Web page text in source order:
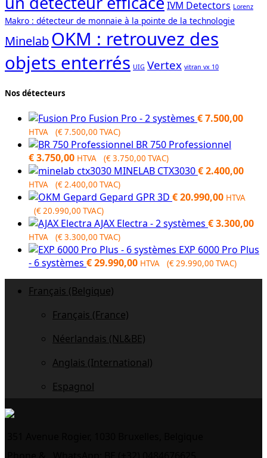
IVM Detectors Lorenz
Makro : détecteur de monnaie à la pointe de la technologie
MinelabOKM : retrouvez des
objets enterrés UIG Vertex vitran vx 10
Nos détecteurs
Fusion Pro - 2 systèmes €7.500,00
HTVA (€7.500,00 TVAC)
BR 750 Professionnel
€3.750,00 HTVA (€3.750,00 TVAC)
MINELAB CTX3030€2.400,00
HTVA (€2.400,00 TVAC)
Gepard GPR 3D €20.990,00 HTVA
(€20.990,00 TVAC)
AJAX Electra - 2 systèmes €3.300,00
HTVA (€3.300,00 TVAC)
EXP 6000 Pro Plus
- 6 systèmes €29.990,00 HTVA (€29.990,00 TVAC)
Français (Belgique)
Français (France)
Néerlandais (NL&BE)
Anglais (International)
Espagnol